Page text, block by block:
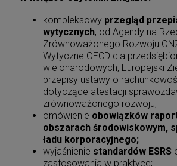
kompleksowy przegląd
wytycznych, od Agendy na
Zrównoważonego Rozwoju
Wytyczne OECD dla
wielonarodowych, Europejski
przepisy ustawy o
dotyczące atestacji
zrównoważonego rozwoju;
omówienie obowiązków
obszarach środowiskowym,
ładu korporacyjnego;
wyjaśnienie standardów ESRS
zastosowania w praktyce;